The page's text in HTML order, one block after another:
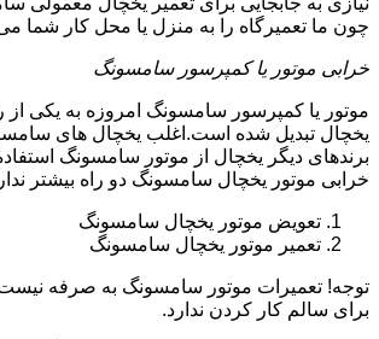
چون ما تعمیرگاه را به منزل یا محل کار شما
خرابی موتور یا کمپرسور سامسونگ
موتور یا کمپرسور سامسونگ امروزه به یکی از
یخچال تبدیل شده است.اغلب یخچال های
برندهای دیگر یخچال از موتور سامسونگ
خرابی موتور یخچال سامسونگ دو راه بیشتر
تعویض موتور یخچال سامسونگ
تعمیر موتور یخچال سامسونگ
توجه! تعمیرات موتور سامسونگ به صرفه
برای سالم کار کردن ندارد.